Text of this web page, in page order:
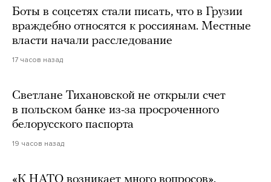
Боты в соцсетях стали писать, что в Грузии
враждебно относятся к россиянам. Местные
власти начали расследование
17 часов назад
Светлане Тихановской не открыли счет
в польском банке из-за просроченного
белорусского паспорта
19 часов назад
«К НАТО возникает много вопросов».